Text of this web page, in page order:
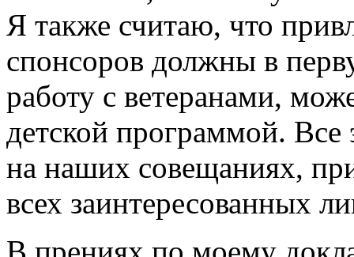
Я также считаю, что
спонсоров должны в
работу с ветеранами,
детской программой.
на наших совещаниях,
всех заинтересованных